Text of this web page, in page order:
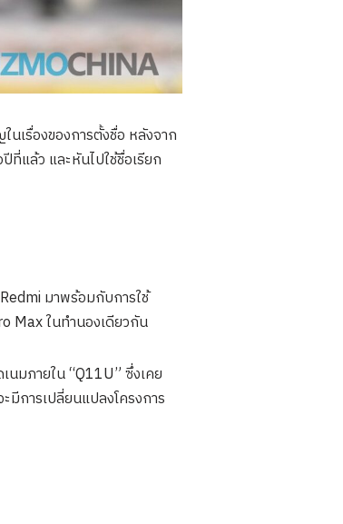
นเรื่องของการตั้งชื่อ หลังจาก
ที่แล้ว และหันไปใช้ชื่อเรียก
มาพร้อมกับการใช้
Max ในทำนองเดียวกัน
นมภายใน “Q11U” ซึ่งเคย
การเปลี่ยนแปลงโครงการ